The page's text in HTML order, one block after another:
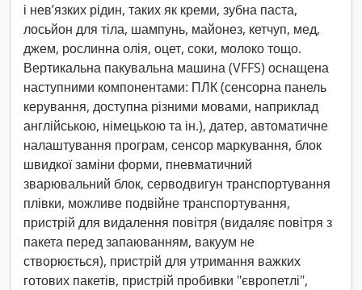
і нев’язких рідин, таких як креми, зубна паста,
лосьйон для тіла, шампунь, майонез, кетчуп, мед,
джем, рослинна олія, оцет, соки, молоко тощо.
Вертикальна пакувальна машина (VFFS) оснащена
наступними компонентами: ПЛК (сенсорна панель
керування, доступна різними мовами, наприклад
англійською, німецькою та ін.), датер, автоматичне
налаштування програм, сенсор маркування, блок
швидкої заміни форми, пневматичний
зварювальний блок, серводвигун транспортування
плівки, можливе подвійне транспортування,
пристрій для видалення повітря (видаляє повітря з
пакета перед запаюванням, вакуум не
створюється), пристрій для утримання важких
готових пакетів, пристрій пробивки "європетлі",